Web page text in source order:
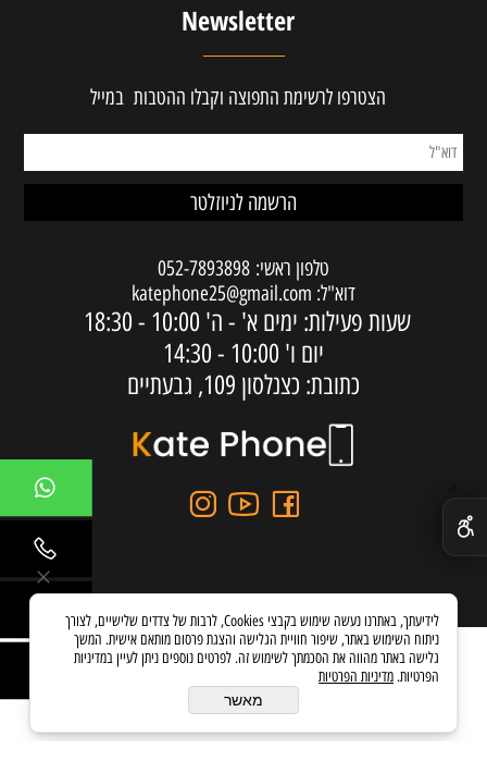
Newsletter
הצטרפו לרשימת התפוצה וקבלו ההטבות במייל
טלפון ראשי: 052-7893898
דוא"ל: katephone25@gmail.com
שעות פעילות: ימים א' - ה' 10:00 - 18:30
יום ו' 10:00 - 14:30
כתובת: כצנלסון 109, גבעתיים
בניית אתרים
לידיעתך, באתרנו נעשה שימוש בקבצי Cookies, לרבות של צדדים שלישיים, לצורך
ניתוח השימוש באתר, שיפור חוויית הגלישה והצגת פרסום מותאם אישית. המשך
גלישה באתר מהווה את הסכמתך לשימוש זה. לפרטים נוספים ניתן לעיין במדיניות
הפרטיות. מדיניות הפרטיות
מאשר